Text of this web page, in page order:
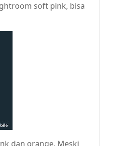
soft pink, bisa
dan orange. Meski